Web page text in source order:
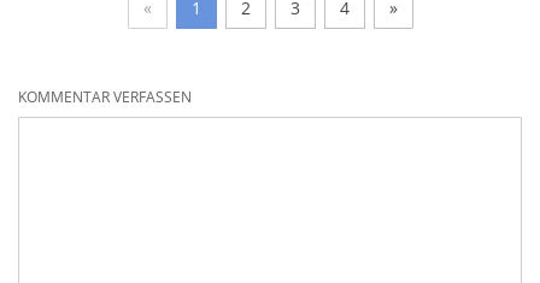
« 1 2 3 4 »
KOMMENTAR VERFASSEN